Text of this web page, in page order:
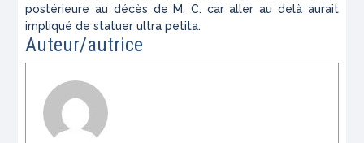
postérieure au décès de M. C. car aller au delà aurait
impliqué de statuerultra petita.
Auteur/autrice